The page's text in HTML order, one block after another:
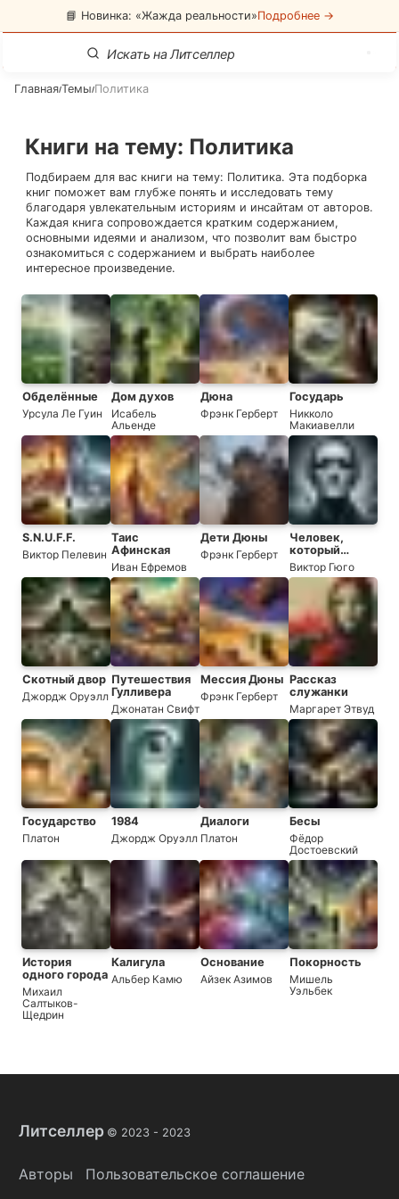
📘 Новинка: «Жажда реальности»Подробнее →
Главная/Темы/Политика
Книги на тему: Политика
Подбираем для вас книги на тему: Политика. Эта подборка
книг поможет вам глубже понять и исследовать тему
благодаря увлекательным историям и инсайтам от авторов.
Каждая книга сопровождается кратким содержанием,
основными идеями и анализом, что позволит вам быстро
ознакомиться с содержанием и выбрать наиболее
интересное произведение.
Обделённые
Урсула Ле Гуин
Дом духов
Исабель
Альенде
Дюна
Фрэнк Герберт
Государь
Никколо
Макиавелли
S.N.U.F.F.
Виктор Пелевин
Таис
Афинская
Иван Ефремов
Дети Дюны
Фрэнк Герберт
Человек,
который
смеется
Виктор Гюго
Скотный двор
Джордж Оруэлл
Путешествия
Гулливера
Джонатан Свифт
Мессия Дюны
Фрэнк Герберт
Рассказ
служанки
Маргарет Этвуд
Государство
Платон
1984
Джордж Оруэлл
Диалоги
Платон
Бесы
Фёдор
Достоевский
История
одного города
Михаил
Салтыков-
Щедрин
Калигула
Альбер Камю
Основание
Айзек Азимов
Покорность
Мишель
Уэльбек
Литселлер © 2023 - 2023
Авторы Пользовательское соглашение